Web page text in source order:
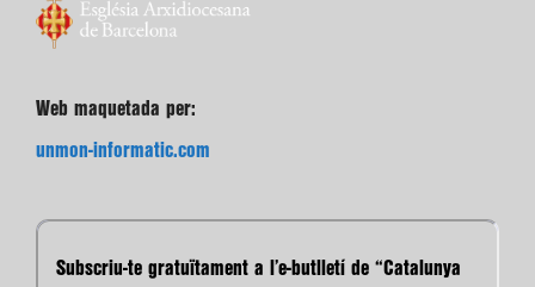
Web maquetada per:
unmon-informatic.com
Subscriu-te gratuïtament a l’e-butlletí de “Catalunya